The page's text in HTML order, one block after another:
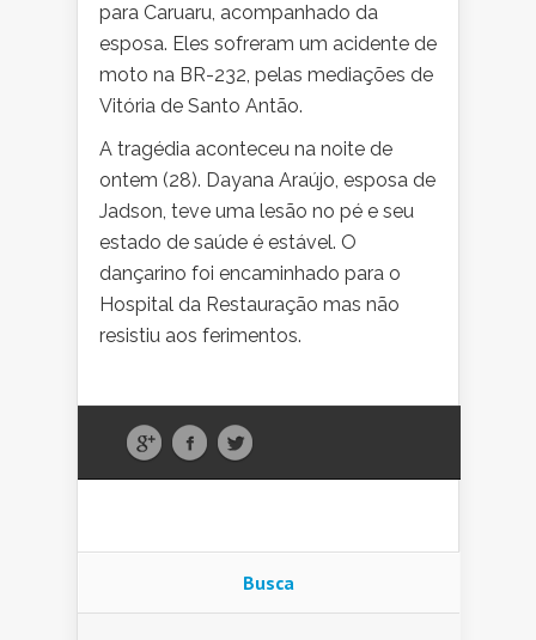
para Caruaru, acompanhado da
esposa. Eles sofreram um acidente de
moto na BR-232, pelas mediações de
Vitória de Santo Antão.
A tragédia aconteceu na noite de
ontem (28). Dayana Araújo, esposa de
Jadson, teve uma lesão no pé e seu
estado de saúde é estável. O
dançarino foi encaminhado para o
Hospital da Restauração mas não
resistiu aos ferimentos.
Busca